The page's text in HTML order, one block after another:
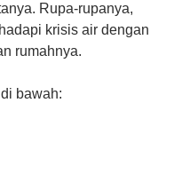
Rupa-rupanya,
krisis air dengan
rumahnya.
bawah: